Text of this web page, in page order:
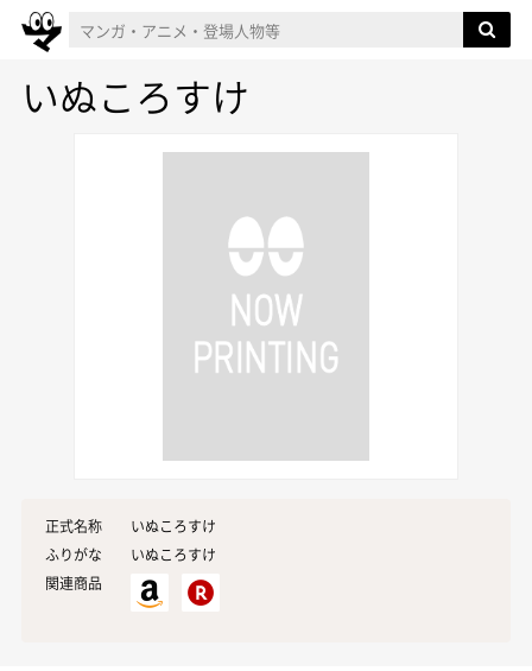
いぬころすけ
正式名称
いぬころすけ
ふりがな
いぬころすけ
関連商品